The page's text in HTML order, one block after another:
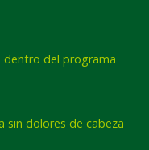
dentro del programa
sin dolores de cabeza